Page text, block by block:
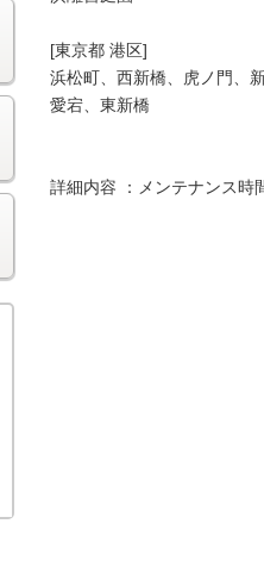
[東京都 港区]
浜松町、西新橋、虎ノ門、
愛宕、東新橋
詳細内容 ：メンテナンス時